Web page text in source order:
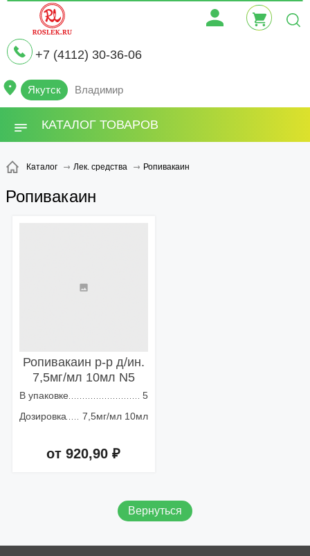
+7 (4112) 30-36-06
Якутск Владимир
КАТАЛОГ ТОВАРОВ
Каталог Лек. средства Ропивакаин
Ропивакаин
Ропивакаин р-р д/ин.
7,5мг/мл 10мл N5
В упаковке
5
Дозировка
7,5мг/мл 10мл
от 920,90 ₽
Вернуться